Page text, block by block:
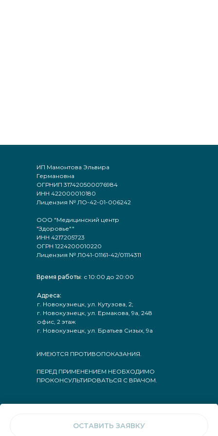
ОСТАВИТЬ ЗАЯВКУ
ИП Мамонтова Эльвира
Германовна
ОГРНИП 317420500076984
ИНН 422000010180
Лицензия № ЛО-42-01-006242
ООО "Медицинский центр
"Здоровье""
ИНН 4217205723
ОГРН 1224200010220
Лицензия № Л041-01161-42/01114311
ИМЕЮТСЯ ПРОТИВОПОКАЗАНИЯ.
ПЕРЕД ПРИМЕНЕНИЕМ НЕОБХОДИМО
ПРОКОНСУЛЬТИРОВАТЬСЯ С ВРАЧОМ.
Время работы: с 10:00 до 20:00
Адреса:
г. Новокузнецк, ул. Кутузова, 2;
г. Новокузнецк, ул. Ермакова, 9а, 248
офис, 2 этаж
г. Новокузнецк, ул. Братьев Сизых, 9а
Tilda